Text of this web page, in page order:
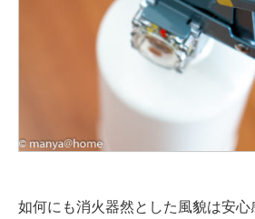
如何にも消火器然とした風貌は安心